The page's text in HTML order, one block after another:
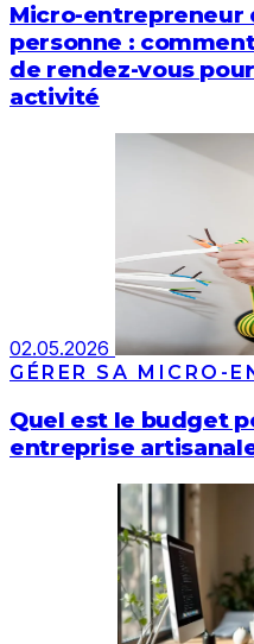
Micro-entrepreneur
personne :
de rendez-vous
activité
02.05.2026
GÉRER SA MICRO-
Quel est le budget
entreprise